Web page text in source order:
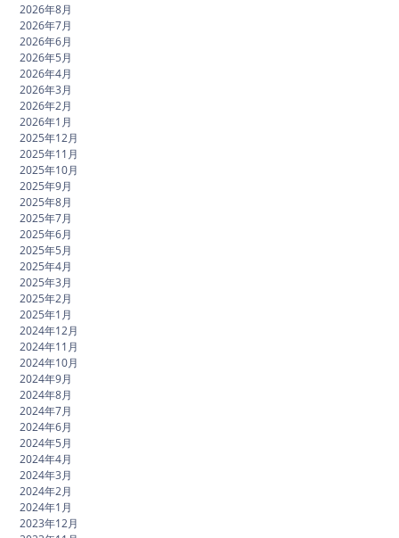
2026年8月
2026年7月
2026年6月
2026年5月
2026年4月
2026年3月
2026年2月
2026年1月
2025年12月
2025年11月
2025年10月
2025年9月
2025年8月
2025年7月
2025年6月
2025年5月
2025年4月
2025年3月
2025年2月
2025年1月
2024年12月
2024年11月
2024年10月
2024年9月
2024年8月
2024年7月
2024年6月
2024年5月
2024年4月
2024年3月
2024年2月
2024年1月
2023年12月